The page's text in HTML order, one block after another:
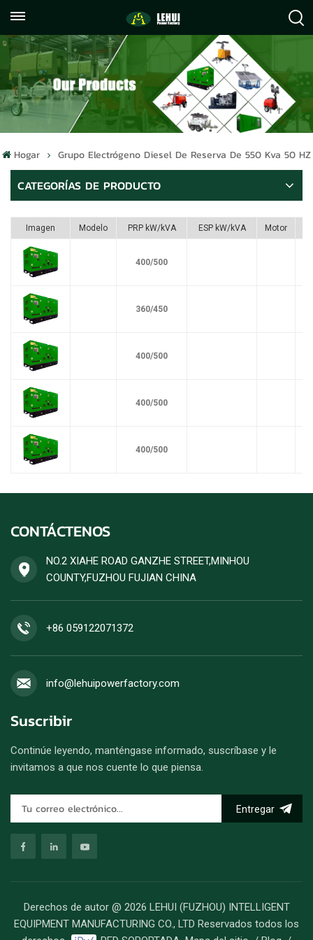
059122071372
info@lehuipowerfactory.com
Hogar Grupo Electrógeno Diesel De Reserva De 550 Kva 50 HZ
CATEGORÍAS DE PRODUCTO
Imagen Modelo PRP kW/kVA ESP kW/kVA Motor
400/500
360/450
400/500
400/500
400/500
CONTÁCTENOS
NO.2 XIAHE ROAD GANZHE STREET,MINHOU
COUNTY,FUZHOU FUJIAN CHINA
+86 059122071372
info@lehuipowerfactory.com
Suscribir
Continúe leyendo, manténgase informado, suscríbase y le
invitamos a que nos cuente lo que piensa.
Entregar
Derechos de autor @ 2026 LEHUI (FUZHOU) INTELLIGENT
EQUIPMENT MANUFACTURING CO., LTD Reservados todos los